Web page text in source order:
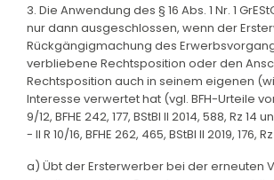
3. Die Anwendung des § 16 Abs. 1 Nr. 1
nur dann ausgeschlossen, wenn der
Rückgängigmachung des
verbliebene Rechtsposition oder den
Rechtsposition auch in seinem eigenen
Interesse verwertet hat (vgl. BFH-Urteile
9/12, BFHE 242, 177, BStBl II 2014, 588, Rz 14
- II R 10/16, BFHE 262, 465, BStBl II 2019, 176,
a) Übt der Ersterwerber bei der erneuten